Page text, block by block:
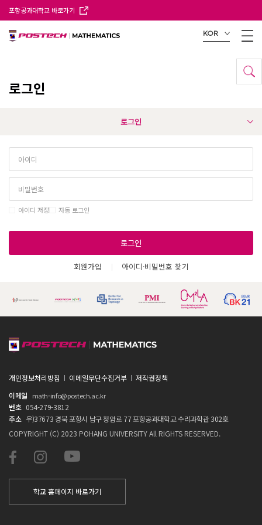
포항공과대학교 바로가기
KOR
로그인
로그인
아이디 저장 자동 로그인
로그인
회원가입 아이디·비밀번호 찾기
개인정보처리방침 이메일무단수집거부
저작권정책
이메일
math-info@postech.ac.kr
번호 054-279-3812
주소 우)37673 경북 포항시 남구 청암로 77 포항공과대학교 수리과학관 302호
COPYRIGHT (C) 2023 POHANG UNIVERSITY All RIGHTS RESERVED.
학교 홈페이지 바로가기